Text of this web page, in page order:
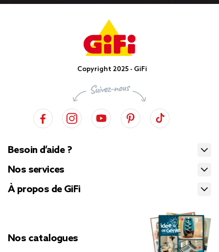
Copyright 2025 - GiFi
Besoin d’aide ?
Nos services
À propos de GiFi
Nos catalogues